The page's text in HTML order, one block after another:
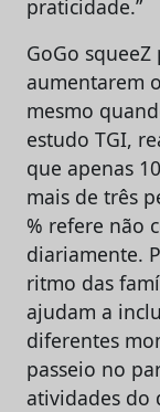
praticidade.”
GoGo
aumentarem
mesmo
estudo TGI,
que apenas
mais de três
% refere não
diariamente.
ritmo das
ajudam a
diferentes
passeio no
atividades do